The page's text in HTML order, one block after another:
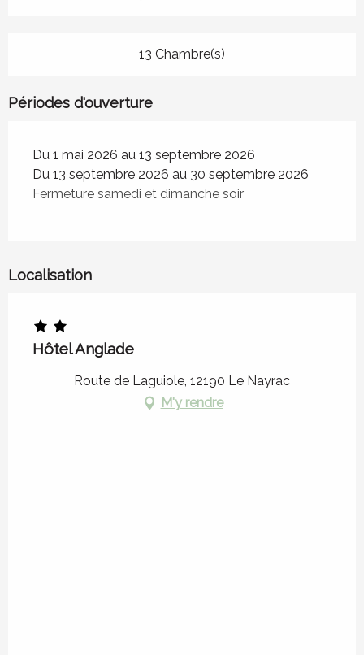
13 Chambre(s)
Périodes d'ouverture
Du 1 mai 2026 au 13 septembre 2026
Du 13 septembre 2026 au 30 septembre 2026
Fermeture samedi et dimanche soir
Localisation
Hôtel Anglade
Route de Laguiole, 12190 Le Nayrac
M'y rendre